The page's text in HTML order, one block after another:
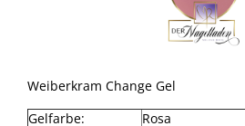
Weiberkram Change Gel
Gelfarbe:
Rosa